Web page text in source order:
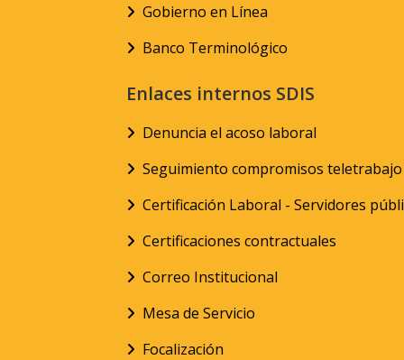
Gobierno en Línea
Banco Terminológico
Enlaces internos SDIS
Denuncia el acoso laboral
Seguimiento compromisos teletrabajo
Certificación Laboral - Servidores
Certificaciones contractuales
Correo Institucional
Mesa de Servicio
Focalización